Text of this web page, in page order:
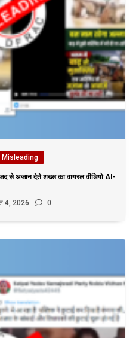
Misleading
से अजान देते शख्स का वायरल वीडियो AI-
4, 2026 0